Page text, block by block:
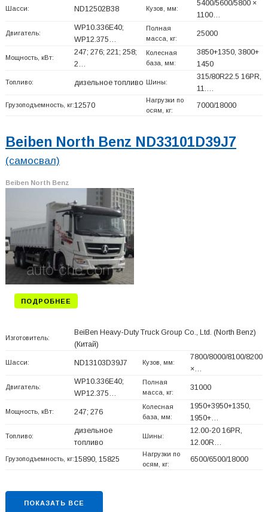
Шасси: ND12502B38 Кузов, мм:
5400/5600/5800 ×
1100…
Двигатель:
WP10.336E40;
WP12.375…
Полная
масса, кг:
25000
Мощность, кВт:
247; 276; 221; 258;
2…
Колесная
база, мм:
3850+1350, 3800+
1450
Топливо: дизельное топливо Шины:
315/80R22.5 16PR,
11.…
Грузоподъемность, кг:12570
Нагрузки по
осям, кг:
7000/18000
Beiben North Benz ND33101D39J7
(самосвал)
Beiben North Benz
ПОДРОБНЕЕ
Изготовитель:
BeiBen Heavy-Duty Truck Group Co., Ltd. (North Benz)
(Китай)
Шасси: ND13103D39J7 Кузов, мм:
7800/8000/8100/8200
×…
Двигатель:
WP10.336E40;
WP12.375…
Полная
масса, кг:
31000
Мощность, кВт: 247; 276
Колесная
база, мм:
1950+3950+1350,
1950+…
Топливо:
дизельное
топливо
Шины:
12.00-20 16PR,
12.00R…
Грузоподъемность, кг:15890, 15825
Нагрузки по
осям, кг:
6500/6500/18000
ПОКАЗАТЬ ВСЕ